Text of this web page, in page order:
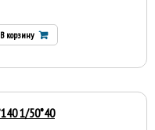
В корзину
1/50*40